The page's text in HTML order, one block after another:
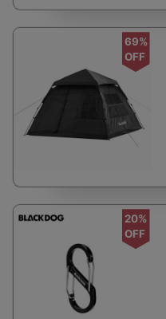
69%
OFF
20%
OFF